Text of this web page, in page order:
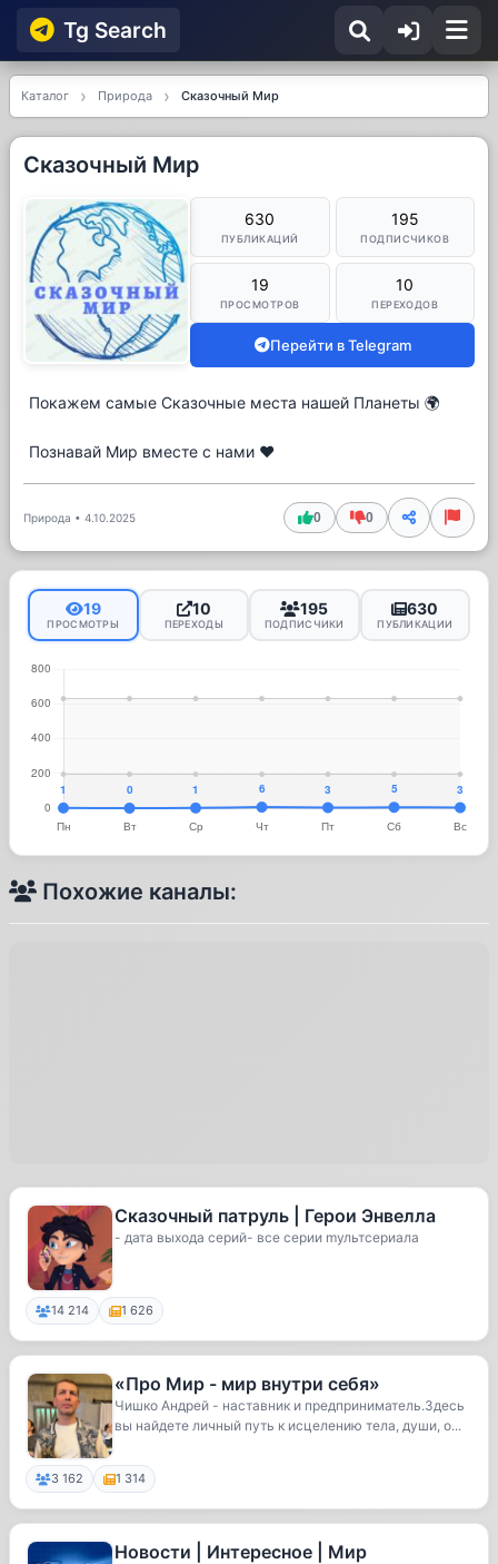
Tg Searсh
Каталог Природа Сказочный Мир
Сказочный Мир
630
ПУБЛИКАЦИЙ
195
ПОДПИСЧИКОВ
19
ПРОСМОТРОВ
10
ПЕРЕХОДОВ
Перейти в Telegram
Покажем самые Сказочные места нашей Планеты 🌍
Познавай Мир вместе с нами ❤️
Природа • 4.10.2025 0 0
19
ПРОСМОТРЫ
10
ПЕРЕХОДЫ
195
ПОДПИСЧИКИ
630
ПУБЛИКАЦИИ
Похожие каналы:
Сказочный патруль | Герои Энвелла
- дата выхода сeрий- всe сeрии mультсeриала
14 214 1 626
«Про Мир - мир внутри себя»
Чишко Андрей - наставник и предприниматель.Здесь
вы найдете личный путь к исцелению тела, души, о...
3 162 1 314
Новости | Интересное | Мир